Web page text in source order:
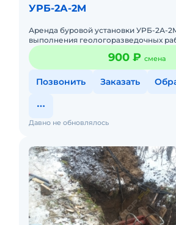
УРБ-2А-2М
Аренда буровой установки УРБ-2А-
выполнения геологоразведочных
900 ₽ смена
Позвонить Заказать
Давно не обновлялось